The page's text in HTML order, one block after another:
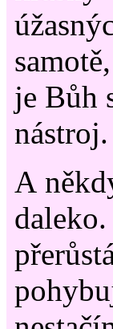
je Bůh
nástroj.
A